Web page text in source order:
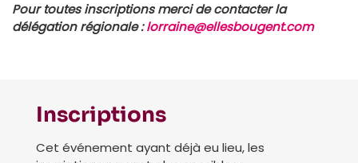
Pour toutes inscriptions merci de contacter la
délégation régionale :lorraine@ellesbougent.com
Inscriptions
Cet événement ayant déjà eu lieu, les